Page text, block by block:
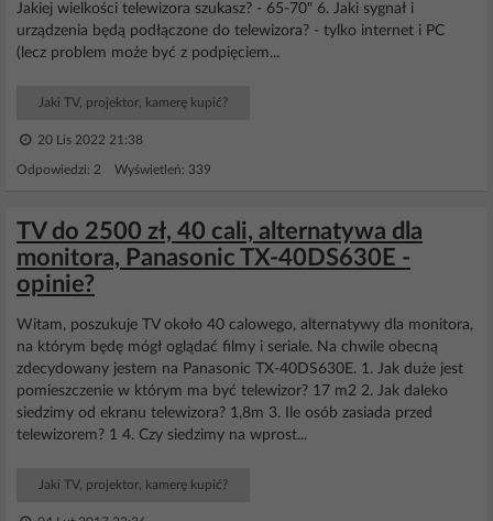
Jakiej wielkości telewizora szukasz? - 65-70" 6. Jaki sygnał i
urządzenia będą podłączone do telewizora? - tylko internet i PC
(lecz problem może być z podpięciem...
Jaki TV, projektor, kamerę kupić?
20 Lis 2022 21:38
Odpowiedzi: 2 Wyświetleń: 339
TV do 2500 zł, 40 cali, alternatywa dla
monitora, Panasonic TX-40DS630E -
opinie?
Witam, poszukuje TV około 40 calowego, alternatywy dla monitora,
na którym będę mógł oglądać filmy i seriale. Na chwile obecną
zdecydowany jestem na Panasonic TX-40DS630E. 1. Jak duże jest
pomieszczenie w którym ma być telewizor? 17 m2 2. Jak daleko
siedzimy od ekranu telewizora? 1,8m 3. Ile osób zasiada przed
telewizorem? 1 4. Czy siedzimy na wprost...
Jaki TV, projektor, kamerę kupić?